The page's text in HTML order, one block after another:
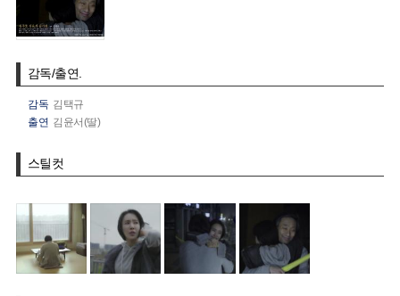
감독/출연.
감독 김택규
출연 김윤서(딸)
스틸컷